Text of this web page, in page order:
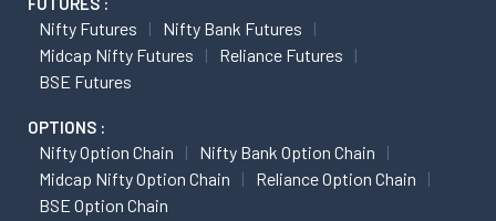
Nifty Futures
Nifty Bank Futures
Midcap Nifty Futures
Reliance Futures
BSE Futures
OPTIONS :
Nifty Option Chain
Nifty Bank Option Chain
Midcap Nifty Option Chain
Reliance Option Chain
BSE Option Chain